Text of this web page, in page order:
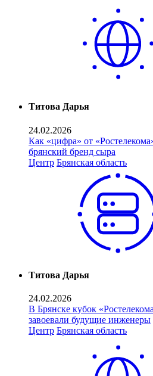
Титова Дарья
24.02.2026
Как «цифра» от
брянский бренд сыра
Центр Брянская область
Титова Дарья
24.02.2026
В Брянске кубок
завоевали будущие инженеры
Центр Брянская область